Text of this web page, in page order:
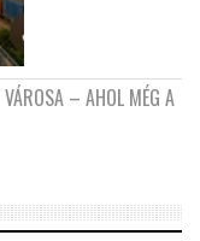
VÁROSA – AHOL MÉG A